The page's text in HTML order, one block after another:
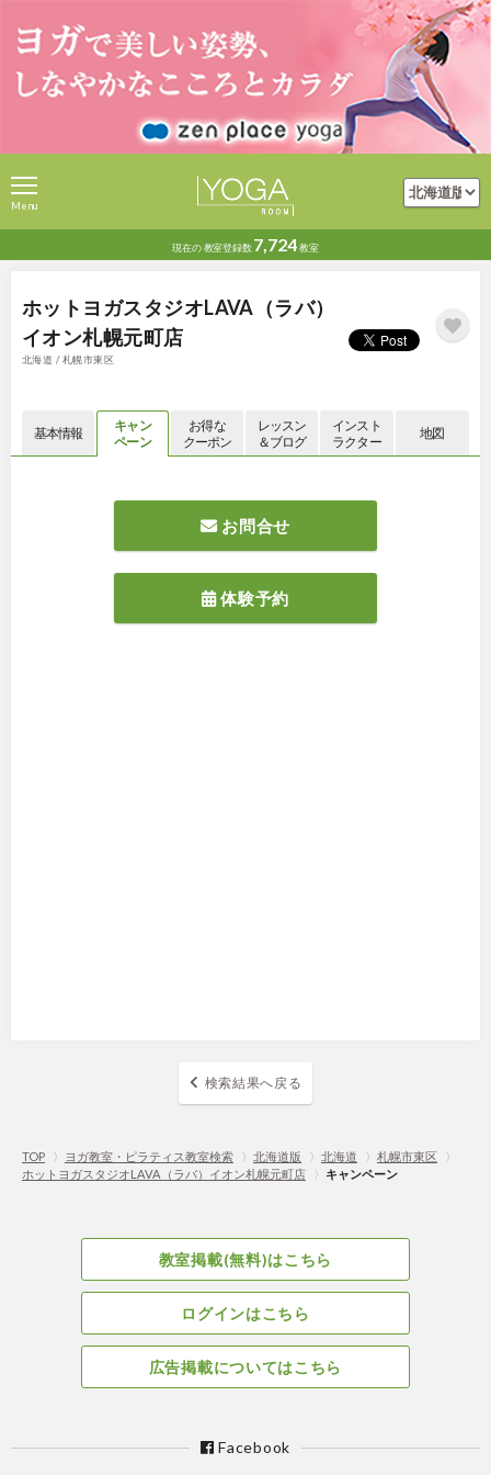
現在の教室登録数 7,724教室
Menu
ホットヨガスタジオLAVA（ラバ）
イオン札幌元町店
北海道 / 札幌市東区
基本情報
キャン
ペーン
お得な
クーポン
レッスン
＆ブログ
インスト
ラクター
地図
お問合せ
体験予約
検索結果へ戻る
TOP 〉 ヨガ教室・ピラティス教室検索 〉 北海道版 〉 北海道 〉 札幌市東区
〉
ホットヨガスタジオLAVA（ラバ）イオン札幌元町店
〉 キャンペーン
教室掲載(無料)はこちら
ログインはこちら
広告掲載についてはこちら
Facebook